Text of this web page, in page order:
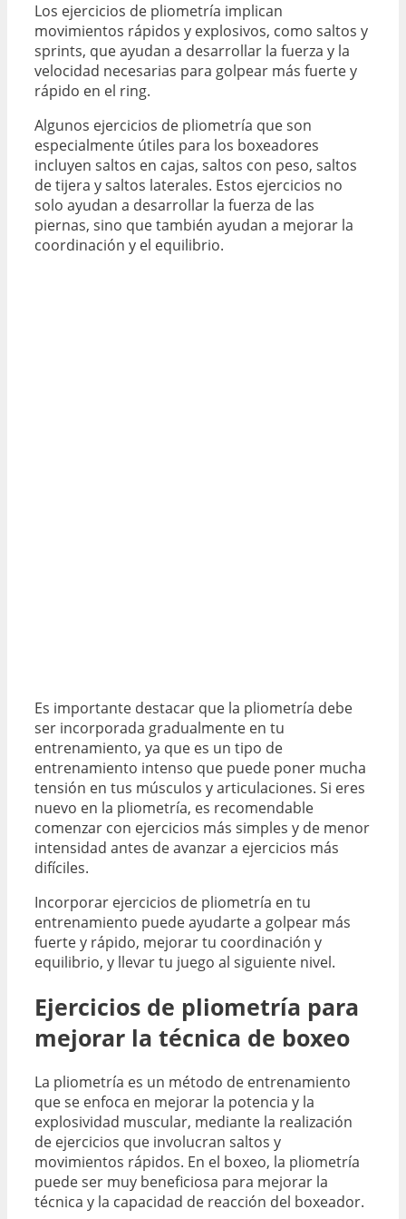
Los ejercicios de pliometría implican
movimientos rápidos y explosivos, como saltos y
sprints, que ayudan a desarrollar la fuerza y la
velocidad necesarias para golpear más fuerte y
rápido en el ring.
Algunos ejercicios de pliometría que son
especialmente útiles para los boxeadores
incluyen saltos en cajas, saltos con peso, saltos
de tijera y saltos laterales. Estos ejercicios no
solo ayudan a desarrollar la fuerza de las
piernas, sino que también ayudan a mejorar la
coordinación y el equilibrio.
Es importante destacar que la pliometría debe
ser incorporada gradualmente en tu
entrenamiento, ya que es un tipo de
entrenamiento intenso que puede poner mucha
tensión en tus músculos y articulaciones. Si eres
nuevo en la pliometría, es recomendable
comenzar con ejercicios más simples y de menor
intensidad antes de avanzar a ejercicios más
difíciles.
Incorporar ejercicios de pliometría en tu
entrenamiento puede ayudarte a golpear más
fuerte y rápido, mejorar tu coordinación y
equilibrio, y llevar tu juego al siguiente nivel.
Ejercicios de pliometría para
mejorar la técnica de boxeo
La pliometría es un método de entrenamiento
que se enfoca en mejorar la potencia y la
explosividad muscular, mediante la realización
de ejercicios que involucran saltos y
movimientos rápidos. En el boxeo, la pliometría
puede ser muy beneficiosa para mejorar la
técnica y la capacidad de reacción del boxeador.